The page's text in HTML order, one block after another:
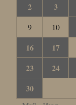
2
3
9
10
16
17
23
24
30